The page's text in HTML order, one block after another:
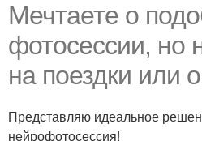
Мечтаете о
фотосессии, но
на поездки или
Представляю идеальное
нейрофотосессия!